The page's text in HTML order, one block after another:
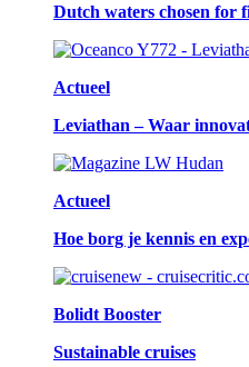
Dutch waters chosen for
Actueel
Leviathan – Waar
Actueel
Hoe borg je kennis en
Bolidt Booster
Sustainable cruises